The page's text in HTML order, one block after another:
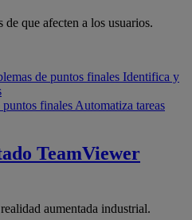
de que afecten a los usuarios.
de puntos finales Identifica y
finales Automatiza tareas
TeamViewer
aumentada industrial.